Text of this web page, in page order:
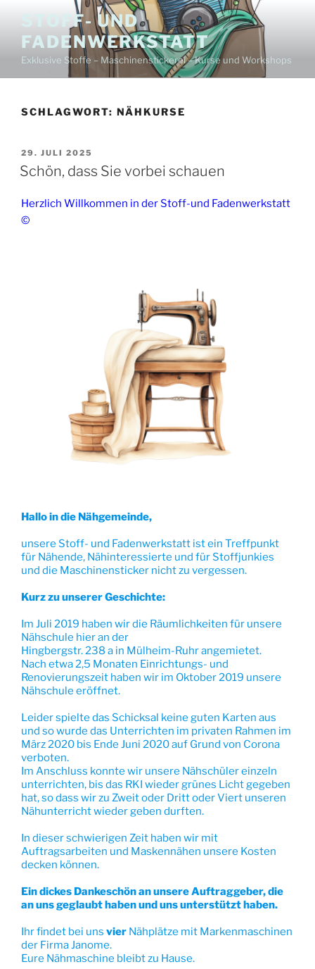
springen
STOFF- UND
FADENWERKSTATT
Exklusive Stoffe – Maschinenstickerei – Kurse und Workshops
SCHLAGWORT: NÄHKURSE
VERÖFFENTLICHT
AM
29. JULI 2025
Schön, dass Sie vorbei schauen
Herzlich Willkommen in der Stoff-und Fadenwerkstatt
©
Hallo in die Nähgemeinde,
unsere Stoff- und Fadenwerkstatt ist ein Treffpunkt
für Nähende, Nähinteressierte und für Stoffjunkies
und die Maschinensticker nicht zu vergessen.
Kurz zu unserer Geschichte:
Im Juli 2019 haben wir die Räumlichkeiten für unsere
Nähschule hier an der
Hingbergstr. 238 a in Mülheim-Ruhr angemietet.
Nach etwa 2,5 Monaten Einrichtungs- und
Renovierungszeit haben wir im Oktober 2019 unsere
Nähschule eröffnet.
Leider spielte das Schicksal keine guten Karten aus
und so wurde das Unterrichten im privaten Rahmen im
März 2020 bis Ende Juni 2020 auf Grund von Corona
verboten.
Im Anschluss konnte wir unsere Nähschüler einzeln
unterrichten, bis das RKI wieder grünes Licht gegeben
hat, so dass wir zu Zweit oder Dritt oder Viert unseren
Nähunterricht wieder geben durften.
In dieser schwierigen Zeit haben wir mit
Auftragsarbeiten und Maskennähen unsere Kosten
decken können.
Ein dickes Dankeschön an unsere Auftraggeber, die
an uns geglaubt haben und uns unterstützt haben.
Ihr findet bei uns vier Nähplätze mit Markenmaschinen
der Firma Janome.
Eure Nähmaschine bleibt zu Hause.